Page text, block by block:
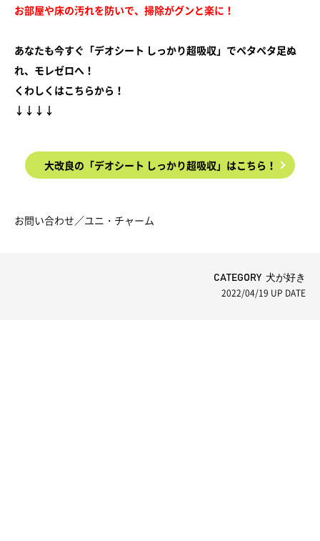
お部屋や床の汚れを防いで、掃除がグンと楽に！
あなたも今すぐ「デオシート しっかり超吸収」でペタペタ足ぬ
れ、モレゼロへ！
くわしくはこちらから！
↓↓↓↓
大改良の「デオシート しっかり超吸収」はこちら！
お問い合わせ／ユニ・チャーム
CATEGORY 犬が好き
2022/04/19 UP DATE